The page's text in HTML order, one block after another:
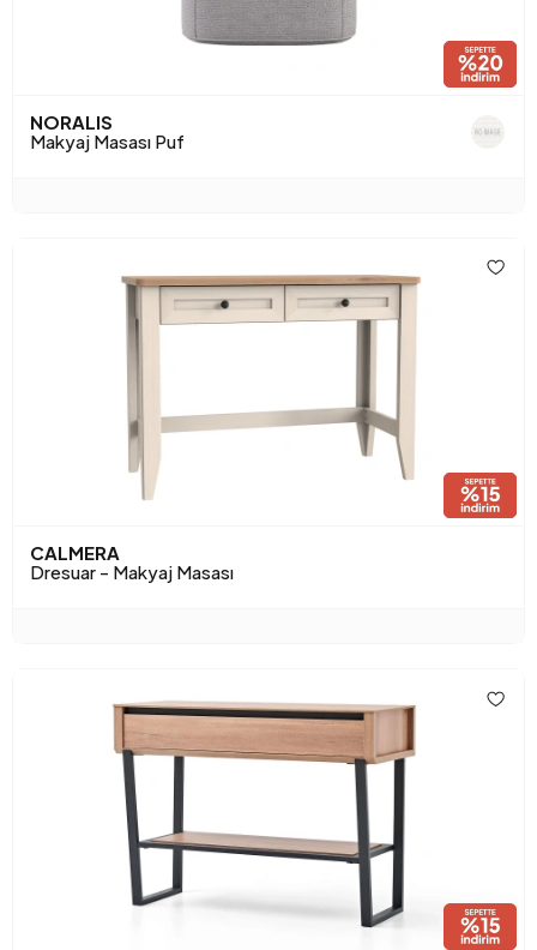
NORALIS
Makyaj Masası Puf
CALMERA
Dresuar - Makyaj Masası